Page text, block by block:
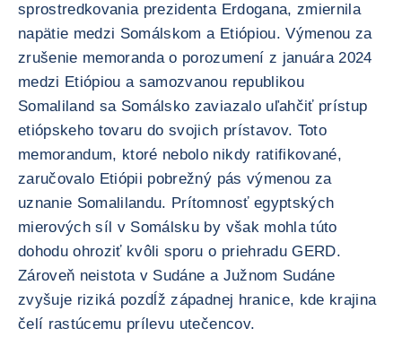
sprostredkovania prezidenta Erdogana, zmiernila
napätie medzi Somálskom a Etiópiou. Výmenou za
zrušenie memoranda o porozumení z januára 2024
medzi Etiópiou a samozvanou republikou
Somaliland sa Somálsko zaviazalo uľahčiť prístup
etiópskeho tovaru do svojich prístavov. Toto
memorandum, ktoré nebolo nikdy ratifikované,
zaručovalo Etiópii pobrežný pás výmenou za
uznanie Somalilandu. Prítomnosť egyptských
mierových síl v Somálsku by však mohla túto
dohodu ohroziť kvôli sporu o priehradu GERD.
Zároveň neistota v Sudáne a Južnom Sudáne
zvyšuje riziká pozdĺž západnej hranice, kde krajina
čelí rastúcemu prílevu utečencov.